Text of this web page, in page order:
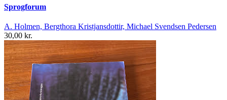
Sprogforum
A. Holmen, Bergthora Kristjansdottir, Michael Svendsen Pedersen
30,00 kr.